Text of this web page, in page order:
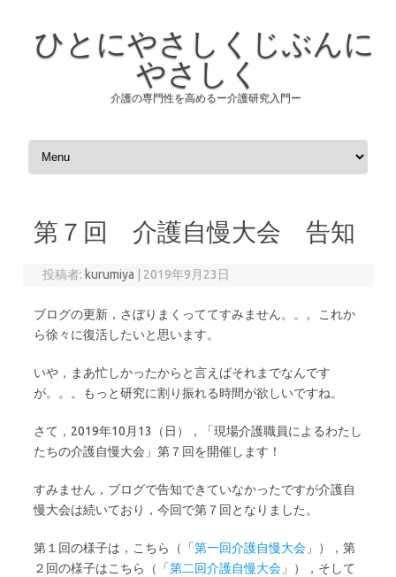
ひとにやさしくじぶんに
やさしく
介護の専門性を高めるー介護研究入門ー
コンテンツへスキップ
第７回 介護自慢大会 告知
投稿者: kurumiya 2019年9月23日
ブログの更新，さぼりまくっててすみません。。。これか
ら徐々に復活したいと思います。
いや，まあ忙しかったからと言えばそれまでなんです
が。。。もっと研究に割り振れる時間が欲しいですね。
さて，2019年10月13（日），「現場介護職員によるわたし
たちの介護自慢大会」第７回を開催します！
すみません，ブログで告知できていなかったですが介護自
慢大会は続いており，今回で第７回となりました。
第１回の様子は，こちら（「第一回介護自慢大会 」），第
２回の様子はこちら（「第二回介護自慢大会 」），そして